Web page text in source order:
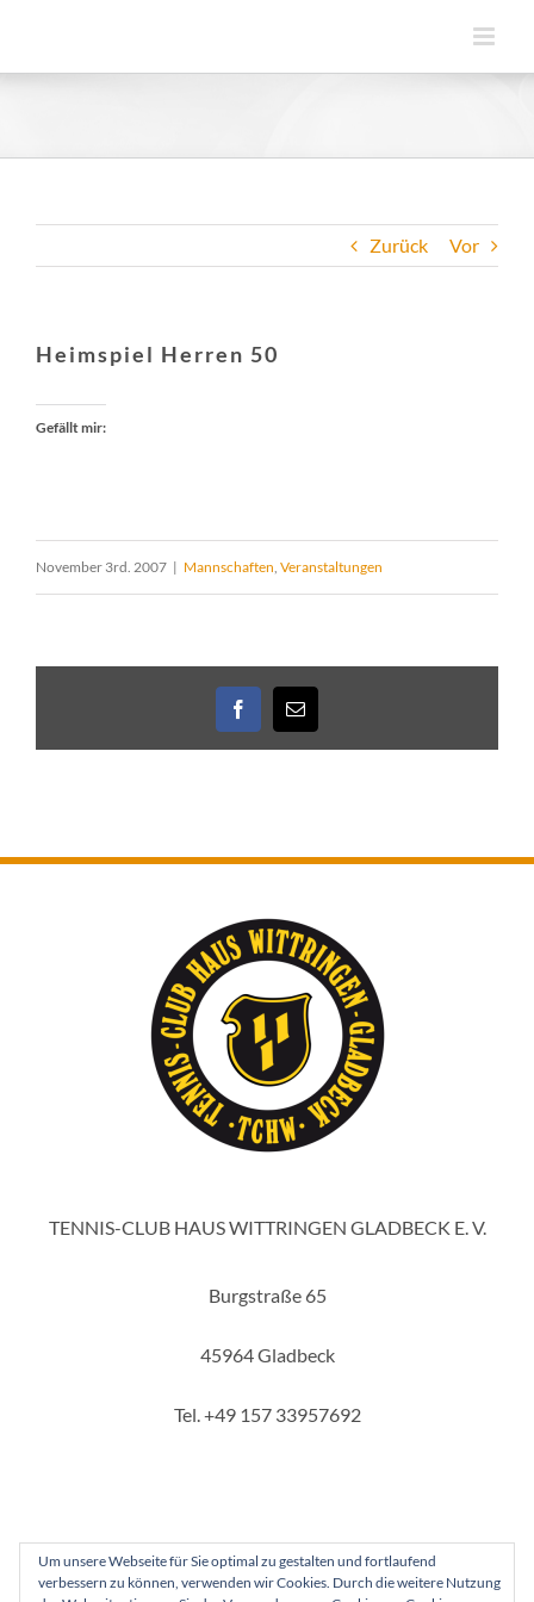
Zurück Vor
Heimspiel Herren 50
Gefällt mir:
November 3rd. 2007 | Mannschaften, Veranstaltungen
Facebook
E-
Mail
TENNIS-CLUB HAUS WITTRINGEN GLADBECK E. V.
Burgstraße 65
45964 Gladbeck
Tel. +49 157 33957692
Copyright 2025 - Tennis-Club Haus Wittringen Gladbeck e. V.
Um unsere Webseite für Sie optimal zu gestalten und fortlaufend
verbessern zu können, verwenden wir Cookies. Durch die weitere Nutzung